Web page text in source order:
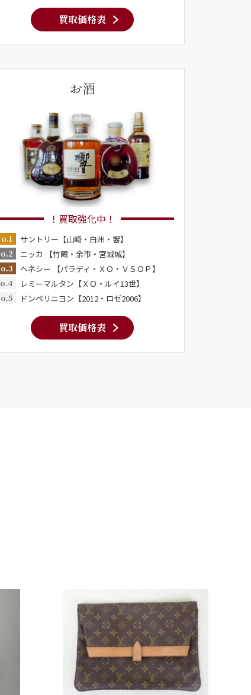
買取価格表
お酒
！買取強化中！
サントリー【山崎・白州・響】
ニッカ 【竹鶴・余市・宮城城】
ヘネシー 【パラディ・ＸＯ・ＶＳＯＰ】
レミーマルタン【ＸＯ・ルイ13世】
ドンペリニヨン【2012・ロゼ2006】
買取価格表